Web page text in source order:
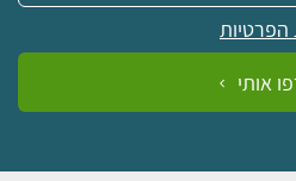
הפרטיות
אותי